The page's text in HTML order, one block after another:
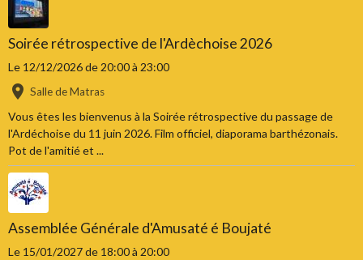
Soirée rétrospective de l'Ardèchoise 2026
Le 12/12/2026de 20:00à 23:00
Salle de Matras
Vous êtes les bienvenus à la Soirée rétrospective du passage de
l'Ardéchoise du 11 juin 2026. Film officiel, diaporama barthézonais.
Pot de l'amitié et ...
Assemblée Générale d'Amusaté é Boujaté
Le 15/01/2027de 18:00à 20:00